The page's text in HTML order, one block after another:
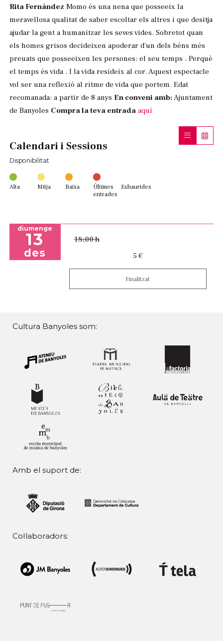
Rita Fernàndez Momo és una nena que posseeix la
meravellosa qualitat de saber escoltar els altres i que desitja
ajudar la gent a humanitzar les seves vides. Sobretot quan
els homes grisos decideixen apoderar d'un dels béns més
preuats que posseeixen les persones: el seu temps . Perquè
el temps és vida . I la vida resideix al cor. Aquest espectacle
vol ser una reflexió al ritme de vida que portem. Edat
recomanada: a partir de 8 anys En conveni amb:Ajuntament
de Banyoles Compra la teva entrada aquí
Calendari i Sessions
Disponibilitat
Alta Mitja Baixa
Últimes
entrades
Exhaurides
diumenge
13
des
18:00 h
5 €
Finalitzat
Cultura Banyoles som:
Amb el suport de:
Col·laboradors: